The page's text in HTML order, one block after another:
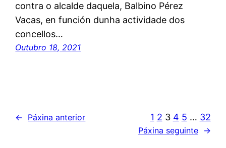
contra o alcalde daquela, Balbino Pérez
Vacas, en función dunha actividade dos
concellos…
Outubro 18, 2021
← Páxina anterior 1 2 3 4 5 … 32
Páxina seguinte →